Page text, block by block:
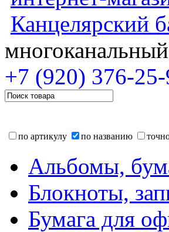
+7 (920) 376-
по артикулу по названию
Альбомы,
Блокноты,
Бумага для